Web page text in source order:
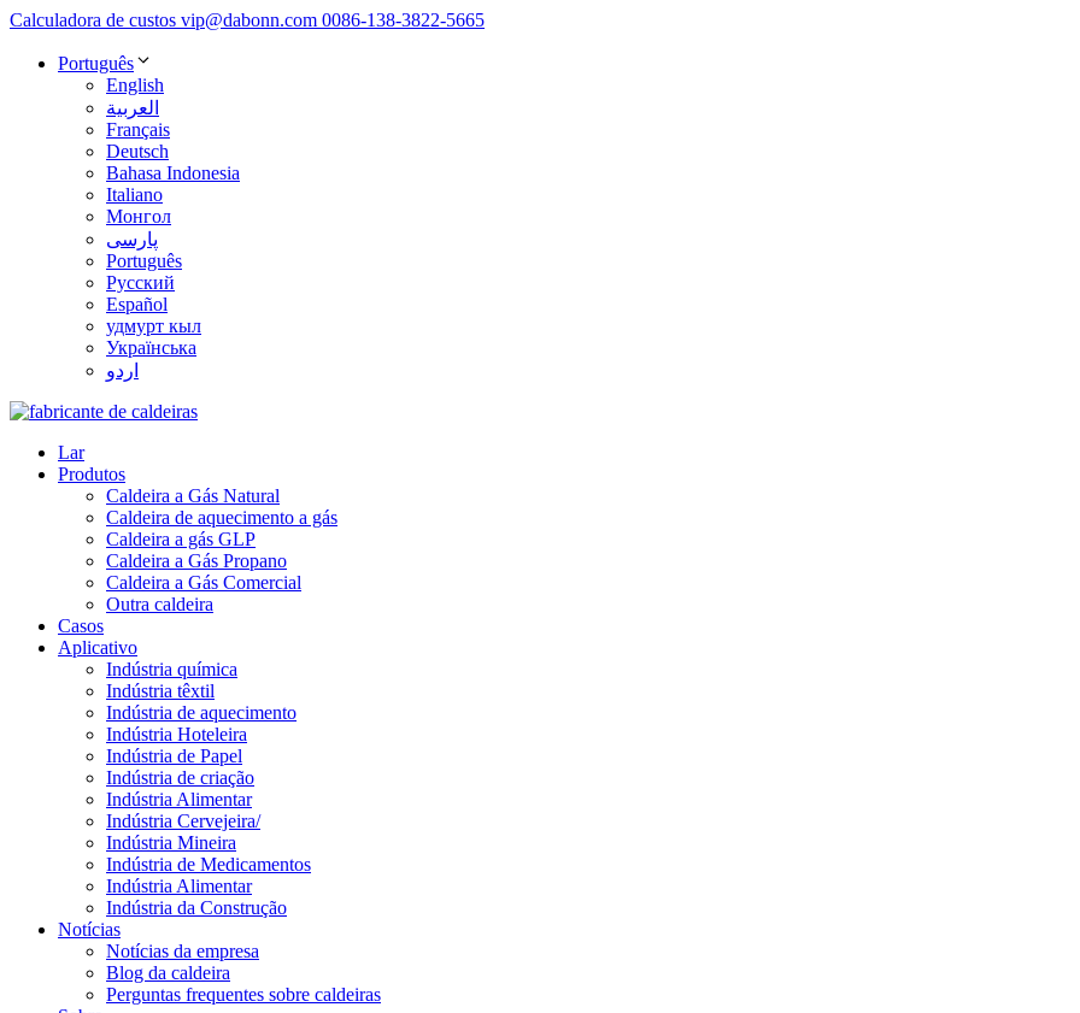
Calculadora de custos vip@dabonn.com 0086-138-3822-5665
Português
English
العربية
Français
Deutsch
Bahasa Indonesia
Italiano
Монгол
پارسی
Português
Русский
Español
удмурт кыл
Українська
اردو
Lar
Produtos
Caldeira a Gás Natural
Caldeira de aquecimento a gás
Caldeira a gás GLP
Caldeira a Gás Propano
Caldeira a Gás Comercial
Outra caldeira
Casos
Aplicativo
Indústria química
Indústria têxtil
Indústria de aquecimento
Indústria Hoteleira
Indústria de Papel
Indústria de criação
Indústria Alimentar
Indústria Cervejeira/
Indústria Mineira
Indústria de Medicamentos
Indústria Alimentar
Indústria da Construção
Notícias
Notícias da empresa
Blog da caldeira
Perguntas frequentes sobre caldeiras